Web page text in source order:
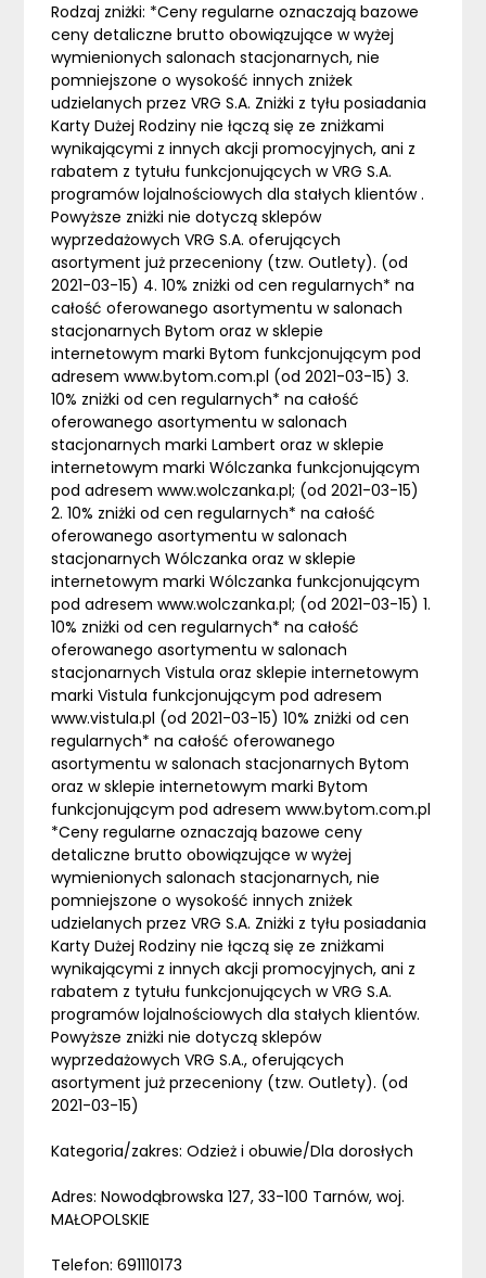
Rodzaj zniżki: *Ceny regularne oznaczają bazowe
ceny detaliczne brutto obowiązujące w wyżej
wymienionych salonach stacjonarnych, nie
pomniejszone o wysokość innych zniżek
udzielanych przez VRG S.A. Zniżki z tyłu posiadania
Karty Dużej Rodziny nie łączą się ze zniżkami
wynikającymi z innych akcji promocyjnych, ani z
rabatem z tytułu funkcjonujących w VRG S.A.
programów lojalnościowych dla stałych klientów .
Powyższe zniżki nie dotyczą sklepów
wyprzedażowych VRG S.A. oferujących
asortyment już przeceniony (tzw. Outlety). (od
2021-03-15) 4. 10% zniżki od cen regularnych* na
całość oferowanego asortymentu w salonach
stacjonarnych Bytom oraz w sklepie
internetowym marki Bytom funkcjonującym pod
adresem www.bytom.com.pl (od 2021-03-15) 3.
10% zniżki od cen regularnych* na całość
oferowanego asortymentu w salonach
stacjonarnych marki Lambert oraz w sklepie
internetowym marki Wólczanka funkcjonującym
pod adresem www.wolczanka.pl; (od 2021-03-15)
2. 10% zniżki od cen regularnych* na całość
oferowanego asortymentu w salonach
stacjonarnych Wólczanka oraz w sklepie
internetowym marki Wólczanka funkcjonującym
pod adresem www.wolczanka.pl; (od 2021-03-15) 1.
10% zniżki od cen regularnych* na całość
oferowanego asortymentu w salonach
stacjonarnych Vistula oraz sklepie internetowym
marki Vistula funkcjonującym pod adresem
www.vistula.pl (od 2021-03-15) 10% zniżki od cen
regularnych* na całość oferowanego
asortymentu w salonach stacjonarnych Bytom
oraz w sklepie internetowym marki Bytom
funkcjonującym pod adresem www.bytom.com.pl
*Ceny regularne oznaczają bazowe ceny
detaliczne brutto obowiązujące w wyżej
wymienionych salonach stacjonarnych, nie
pomniejszone o wysokość innych zniżek
udzielanych przez VRG S.A. Zniżki z tyłu posiadania
Karty Dużej Rodziny nie łączą się ze zniżkami
wynikającymi z innych akcji promocyjnych, ani z
rabatem z tytułu funkcjonujących w VRG S.A.
programów lojalnościowych dla stałych klientów.
Powyższe zniżki nie dotyczą sklepów
wyprzedażowych VRG S.A., oferujących
asortyment już przeceniony (tzw. Outlety). (od
2021-03-15)
Kategoria/zakres: Odzież i obuwie/Dla dorosłych
Adres: Nowodąbrowska 127, 33-100 Tarnów, woj.
MAŁOPOLSKIE
Telefon: 691110173